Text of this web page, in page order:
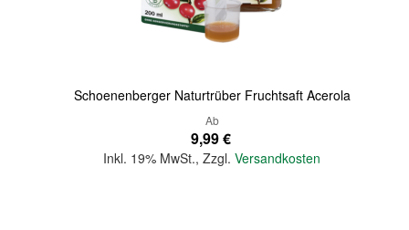
Schoenenberger Naturtrüber Fruchtsaft Acerola
Ab
9,99 €
Inkl. 19% MwSt.,Zzgl.Versandkosten